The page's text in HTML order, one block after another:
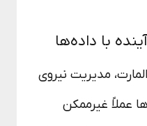
مدیریت نیروی
عملاً غیرممکن